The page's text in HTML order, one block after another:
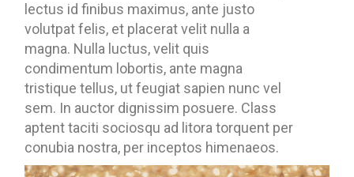
lectus id finibus maximus, ante justo
volutpat felis, et placerat velit nulla a
magna. Nulla luctus, velit quis
condimentum lobortis, ante magna
tristique tellus, ut feugiat sapien nunc vel
sem. In auctor dignissim posuere. Class
aptent taciti sociosqu ad litora torquent per
conubia nostra, per inceptos himenaeos.